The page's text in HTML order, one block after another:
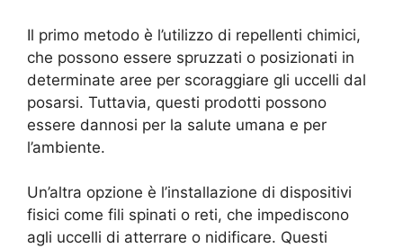
Il primo metodo è l’utilizzo di repellenti chimici,
che possono essere spruzzati o posizionati in
determinate aree per scoraggiare gli uccelli dal
posarsi. Tuttavia, questi prodotti possono
essere dannosi per la salute umana e per
l’ambiente.
Un’altra opzione è l’installazione di dispositivi
fisici come fili spinati o reti, che impediscono
agli uccelli di atterrare o nidificare. Questi